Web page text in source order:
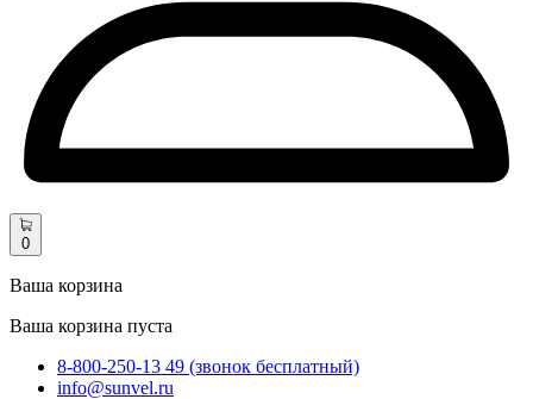
0
Ваша корзина
Ваша корзина пуста
8-800-250-13 49 (звонок бесплатный)
info@sunvel.ru